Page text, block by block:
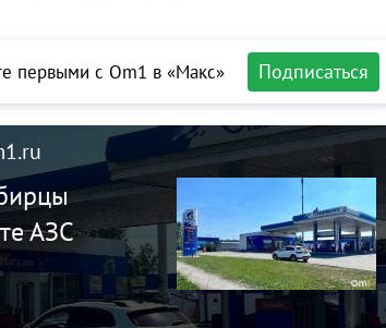
первыми с Om1 в «Макс» Подписаться
АЗС